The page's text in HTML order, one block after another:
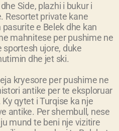
Side, plazhi i bukur i
Resortet private kane
e Belek dhe kan
mahnitese per pushime ne
sportesh ujore, duke
dhe jet ski.
kryesore per pushime ne
antike per te eksploruar
qytet i Turqise ka nje
antike. Per shembull, nese
mund te beni nje vizitire